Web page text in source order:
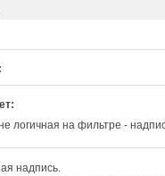
:
логичная на фильтре -
надпись.